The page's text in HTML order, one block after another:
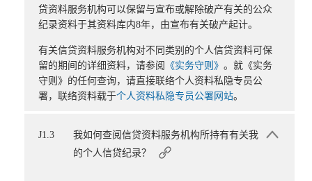
贷资料服务机构可以保留与宣布或解除破产有关的公众
纪录资料于其资料库内8年，由宣布有关破产起计。
有关信贷资料服务机构对不同类别的个人信贷资料可保
留的期间的详细资料，请参阅
《实务守则》 。就《实务
守则》的任何查询，请直接联络个人资料私隐专员公
署，联络资料载于个人资料私隐专员公署网站。
J1.3
我如何查阅信贷资料服务机构所持有有关我
的个人信贷纪录？